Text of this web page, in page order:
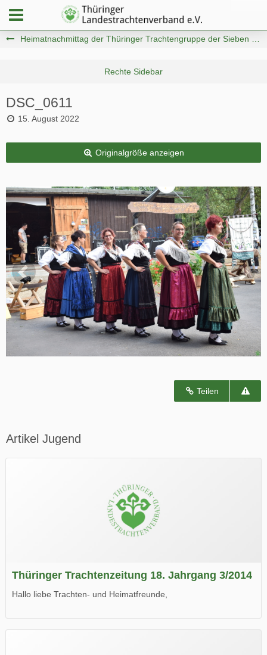
DSC_0611
15. August 2022
Originalgröße anzeigen
Teilen
Artikel Jugend
Thüringer Trachtenzeitung 18. Jahrgang 3/2014
Hallo liebe Trachten- und Heimatfreunde,
Wir wünschen Euch viel Spaß beim Lesen.